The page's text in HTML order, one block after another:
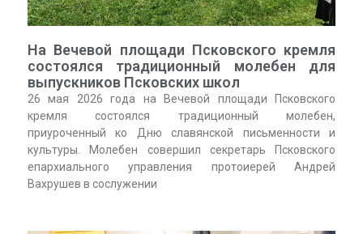
На Вечевой площади Псковского кремля
состоялся традиционный молебен для
выпускников Псковских школ
26 мая 2026 года на Вечевой площади Псковского
кремля состоялся традиционный молебен,
приуроченный ко Дню славянской письменности и
культуры. Молебен совершил секретарь Псковского
епархиального управления протоиерей Андрей
Вахрушев в сослужении